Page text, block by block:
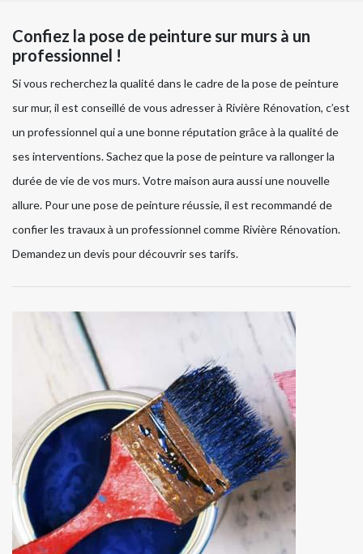
Confiez la pose de peinture sur murs à un
professionnel !
Si vous recherchez la qualité dans le cadre de la pose de peinture
sur mur, il est conseillé de vous adresser à Rivière Rénovation, c’est
un professionnel qui a une bonne réputation grâce à la qualité de
ses interventions. Sachez que la pose de peinture va rallonger la
durée de vie de vos murs. Votre maison aura aussi une nouvelle
allure. Pour une pose de peinture réussie, il est recommandé de
confier les travaux à un professionnel comme Rivière Rénovation.
Demandez un devis pour découvrir ses tarifs.